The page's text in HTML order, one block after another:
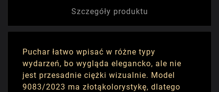
Szczegóły produktu
Puchar łatwo wpisać w różne typy
wydarzeń, bo wygląda elegancko, ale nie
jest przesadnie ciężki wizualnie. Model
9083/2023 ma złotąkolorystykę, dlatego